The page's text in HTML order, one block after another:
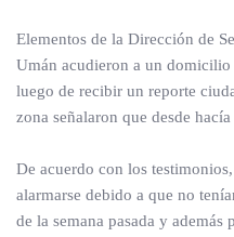
Elementos de la Dirección de
Umán acudieron a un
luego de recibir un reporte
zona señalaron que desde
De acuerdo con los
alarmarse debido a que no
de la semana pasada y